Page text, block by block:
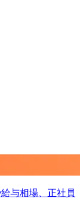
与相場、正社員